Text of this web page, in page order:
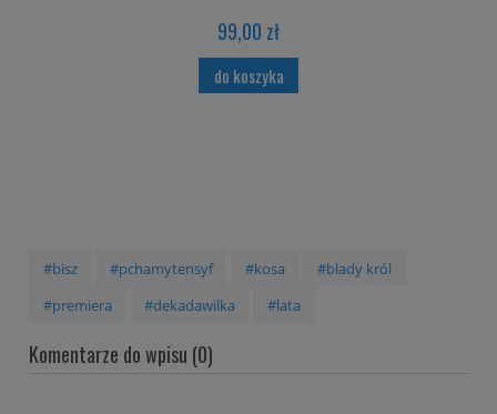
99,00 zł
do koszyka
#bisz #pchamytensyf #kosa
#blady król
#premiera
#dekadawilka #lata
Komentarze do wpisu (0)